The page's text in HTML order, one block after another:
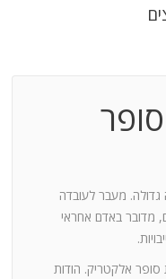
גדולה. מעבר לעובדה
מדובר באדם אחראי
סופר אלקטריק. הודות